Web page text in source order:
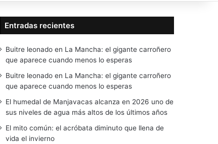
Entradas recientes
Buitre leonado en La Mancha: el gigante carroñero
que aparece cuando menos lo esperas
Buitre leonado en La Mancha: el gigante carroñero
que aparece cuando menos lo esperas
El humedal de Manjavacas alcanza en 2026 uno de
sus niveles de agua más altos de los últimos años
El mito común: el acróbata diminuto que llena de
vida el invierno